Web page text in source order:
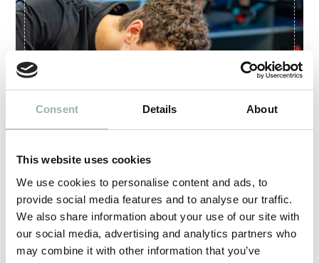
Consent Details About
This website uses cookies
We use cookies to personalise content and ads, to
provide social media features and to analyse our traffic.
We also share information about your use of our site with
our social media, advertising and analytics partners who
may combine it with other information that you’ve